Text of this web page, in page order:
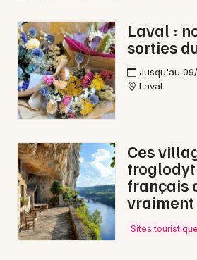
Magazine à Château-Gontier-
53 - Mayenne
Choisir mes départements
Laval :
sorties
Jusqu'au
Laval
Ces
français
Sites